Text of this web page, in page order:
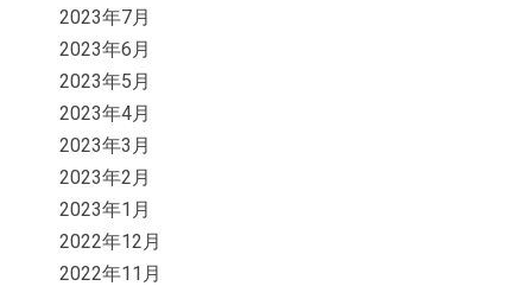
2023年7月
2023年6月
2023年5月
2023年4月
2023年3月
2023年2月
2023年1月
2022年12月
2022年11月